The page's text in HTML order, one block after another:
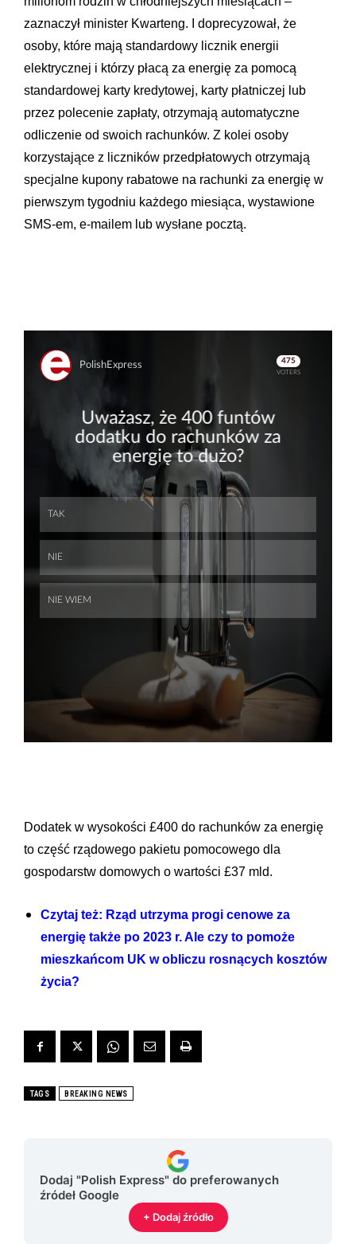
zaznaczył minister Kwarteng. I doprecyzował, że
osoby, które mają standardowy licznik energii
elektrycznej i którzy płacą za energię za pomocą
standardowej karty kredytowej, karty płatniczej lub
przez polecenie zapłaty, otrzymają automatyczne
odliczenie od swoich rachunków. Z kolei osoby
korzystające z liczników przedpłatowych otrzymają
specjalne kupony rabatowe na rachunki za energię w
pierwszym tygodniu każdego miesiąca, wystawione
SMS-em, e-mailem lub wysłane pocztą.
Skip
Dodatek w wysokości £400 do rachunków za energię
to część rządowego pakietu pomocowego dla
gospodarstw domowych o wartości £37 mld.
Czytaj też: Rząd utrzyma progi cenowe za
energię także po 2023 r. Ale czy to pomoże
mieszkańcom UK w obliczu rosnących kosztów
życia?
TAGS BREAKING NEWS
Dodaj "Polish Express" do preferowanych
źródeł Google
+ Dodaj źródło